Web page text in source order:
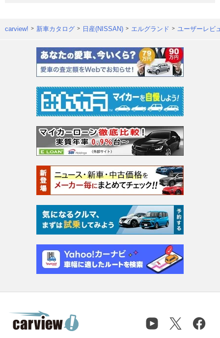
carview! 新車カタログ 日産(NISSAN) エルグランド ユーザーレビ